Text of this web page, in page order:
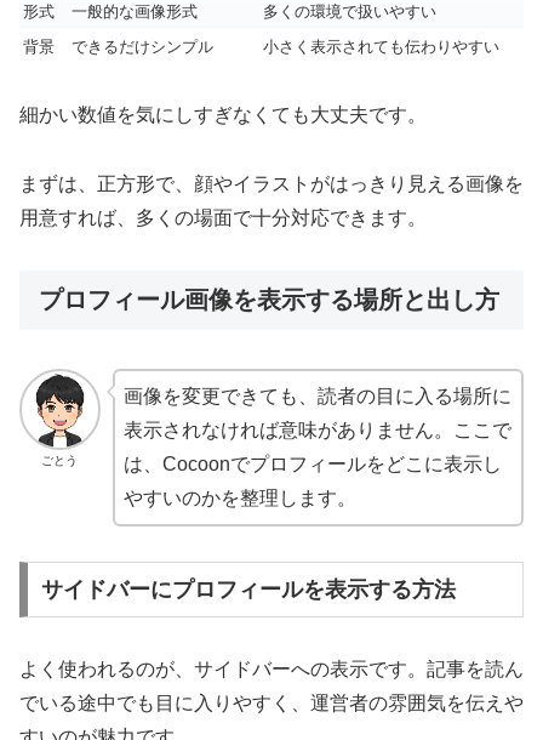
形式
一般的な画像形式
多くの環境で扱いやすい
背景
できるだけシンプル 小さく表示されても伝わりやすい
細かい数値を気にしすぎなくても大丈夫です。
まずは、正方形で、顔やイラストがはっきり見える画像を
用意すれば、多くの場面で十分対応できます。
プロフィール画像を表示する場所と出し方
ごとう
画像を変更できても、読者の目に入る場所に
表示されなければ意味がありません。ここで
は、Cocoonでプロフィールをどこに表示し
やすいのかを整理します。
サイドバーにプロフィールを表示する方法
よく使われるのが、サイドバーへの表示です。記事を読ん
でいる途中でも目に入りやすく、運営者の雰囲気を伝えや